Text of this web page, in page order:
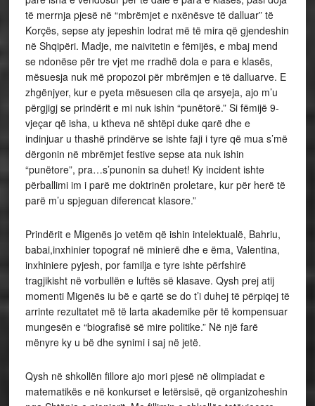
të merrnja pjesë në “mbrëmjet e nxënësve të dalluar” të
Korçës, sepse aty jepeshin lodrat më të mira që gjendeshin
në Shqipëri. Madje, me naivitetin e fëmijës, e mbaj mend
se ndonëse për tre vjet me rradhë dola e para e klasës,
mësuesja nuk më propozoi për mbrëmjen e të dalluarve. E
zhgënjyer, kur e pyeta mësuesen cila qe arsyeja, ajo m’u
përgjigj se prindërit e mi nuk ishin “punëtorë.” Si fëmijë 9-
vjeçar që isha, u ktheva në shtëpi duke qarë dhe e
indinjuar u thashë prindërve se ishte faji i tyre që mua s’më
dërgonin në mbrëmjet festive sepse ata nuk ishin
“punëtore”, pra…s’punonin sa duhet! Ky incident ishte
përballimi im i parë me doktrinën proletare, kur për herë të
parë m’u spjeguan diferencat klasore.”
Prindërit e Migenës jo vetëm që ishin intelektualë, Bahriu,
babai,inxhinier topograf në minierë dhe e ëma, Valentina,
inxhiniere pyjesh, por familja e tyre ishte përfshirë
tragjikisht në vorbullën e luftës së klasave. Qysh prej atij
momenti Migenës iu bë e qartë se do t’i duhej të përpiqej të
arrinte rezultatet më të larta akademike për të kompensuar
mungesën e “biografisë së mire politike.” Në një farë
mënyre ky u bë dhe synimi i saj në jetë.
Qysh në shkollën fillore ajo mori pjesë në olimpiadat e
matematikës e në konkurset e letërsisë, që organizoheshin